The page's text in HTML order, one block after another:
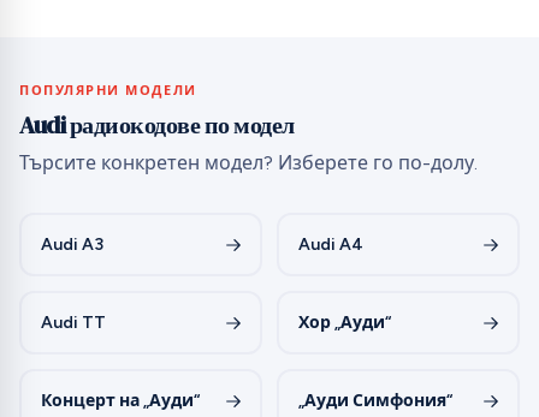
ПОПУЛЯРНИ МОДЕЛИ
Audi радиокодове по модел
Търсите конкретен модел? Изберете го по-долу.
Audi A3 Audi A4
Audi TT Хор „Ауди“
Концерт на „Ауди“ „Ауди Симфония“